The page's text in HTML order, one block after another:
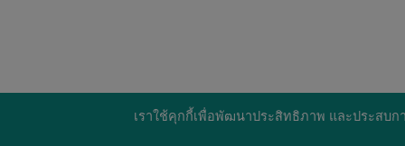
เราใช้คุกกี้เพื่อพัฒนาประสิทธิภาพ และประสบ